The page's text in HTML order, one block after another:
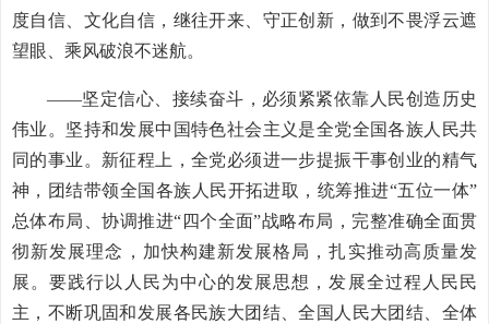
度自信、文化自信，继往开来、守正创新，做到不畏浮云遮
望眼、乘风破浪不迷航。
——坚定信心、接续奋斗，必须紧紧依靠人民创造历史
伟业。坚持和发展中国特色社会主义是全党全国各族人民共
同的事业。新征程上，全党必须进一步提振干事创业的精气
神，团结带领全国各族人民开拓进取，统筹推进“五位一体”
总体布局、协调推进“四个全面”战略布局，完整准确全面贯
彻新发展理念，加快构建新发展格局，扎实推动高质量发
展。要践行以人民为中心的发展思想，发展全过程人民民
主，不断巩固和发展各民族大团结、全国人民大团结、全体